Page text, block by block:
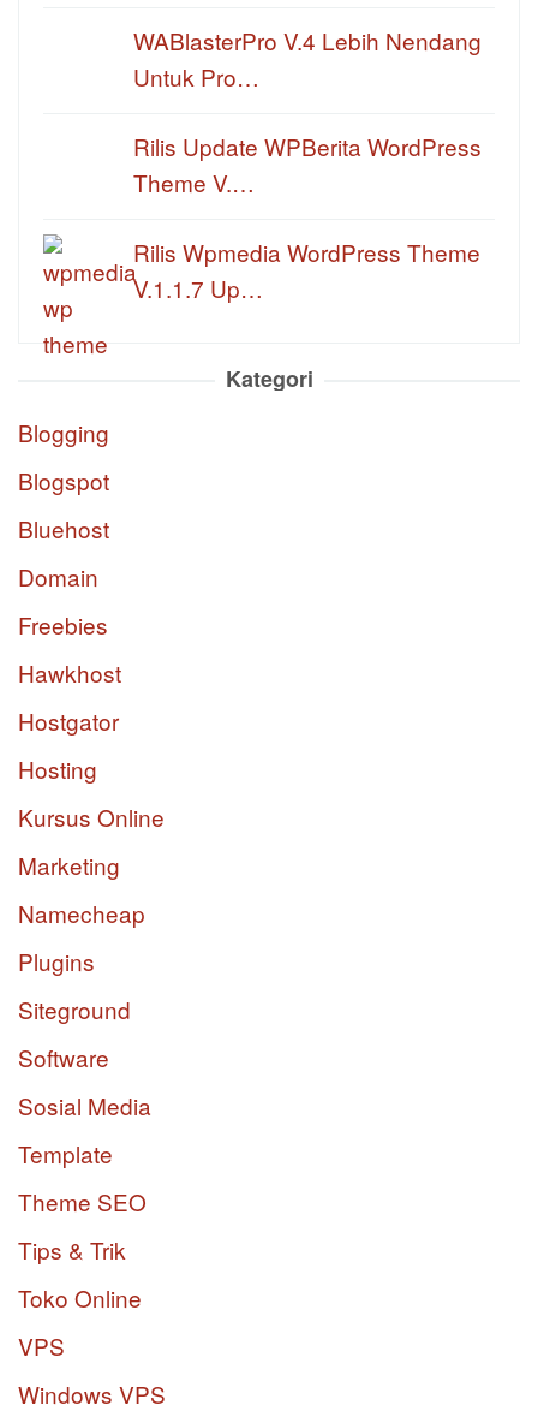
WABlasterPro V.4 Lebih Nendang
Untuk Pro…
Rilis Update WPBerita WordPress
Theme V.…
Rilis Wpmedia WordPress Theme
V.1.1.7 Up…
Kategori
Blogging
Blogspot
Bluehost
Domain
Freebies
Hawkhost
Hostgator
Hosting
Kursus Online
Marketing
Namecheap
Plugins
Siteground
Software
Sosial Media
Template
Theme SEO
Tips & Trik
Toko Online
VPS
Windows VPS